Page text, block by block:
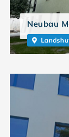
Neubau